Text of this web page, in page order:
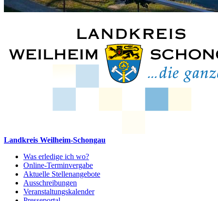
Landkreis Weilheim-Schongau
Was erledige ich wo?
Online-Terminvergabe
Aktuelle Stellenangebote
Ausschreibungen
Veranstaltungskalender